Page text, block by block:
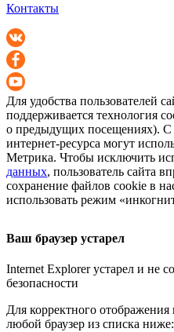
Контакты
Для удобства пользователей
поддерживается технология
о предыдущих посещениях). С
интернет-ресурса могут
Метрика. Чтобы исключить
данных, пользователь сайта
сохранение файлов cookie в
использовать режим
Ваш браузер устарел
Internet Explorer устарел и не
безопасности
Для корректного
любой браузер из списка ниже: